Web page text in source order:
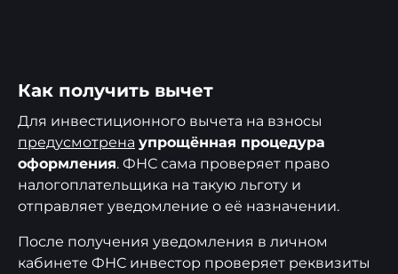
Как получить вычет
Для инвестиционного вычета на взносы
предусмотрена упрощённая процедура
оформления. ФНС сама проверяет право
налогоплательщика на такую льготу и
отправляет уведомление о её назначении.
После получения уведомления в личном
кабинете ФНС инвестор проверяет реквизиты